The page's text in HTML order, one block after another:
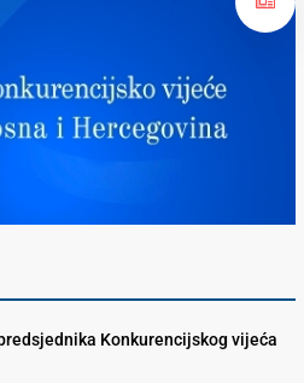
Konkurencijskog vijeća